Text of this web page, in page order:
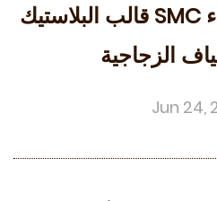
استكشاف أجزاء بناء SMC قالب البلاستيك
الزجاجية
Jun 24,